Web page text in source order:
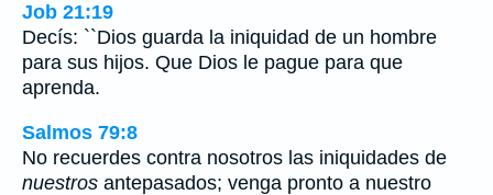
Job 21:19
Decís: ``Dios guarda la iniquidad de un hombre
para sus hijos. Que Dios le pague para que
aprenda.
Salmos 79:8
No recuerdes contra nosotros las iniquidades de
nuestros antepasados; venga pronto a nuestro